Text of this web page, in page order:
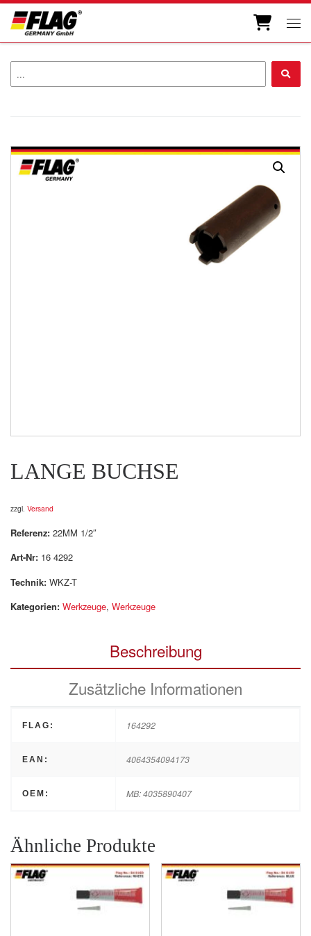
Zum Inhalt springen
LANGE BUCHSE
zzgl. Versand
Referenz: 22MM 1/2″
Art-Nr: 16 4292
Technik: WKZ-T
Kategorien: Werkzeuge, Werkzeuge
Beschreibung
Zusätzliche Informationen
FLAG: 164292
EAN: 4064354094173
OEM: MB: 4035890407
Ähnliche Produkte